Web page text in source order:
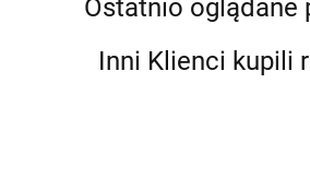
Ostatnio oglądane
Inni Klienci kupili